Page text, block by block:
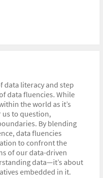
data literacy and step
data fluencies. While
the world as it’s
to question,
By blending
data fluencies
to confront the
of our data-driven
data—it’s about
embedded in it.